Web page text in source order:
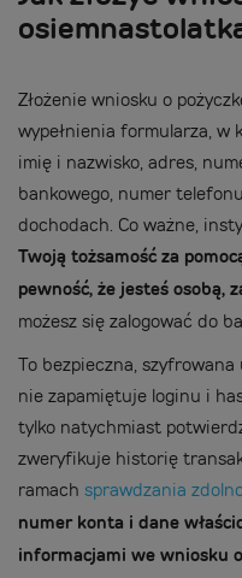
Złożenie wniosku o
wypełnienia formularza, w
imię i nazwisko, adres,
bankowego, numer
dochodach. Co ważne,
Twoją tożsamość za
pewność, że jesteś osobą,
możesz się zalogować do
To bezpieczna,
nie zapamiętuje loginu i
tylko natychmiast
zweryfikuje historię
ramach sprawdzania
numer konta i dane
informacjami we wniosku